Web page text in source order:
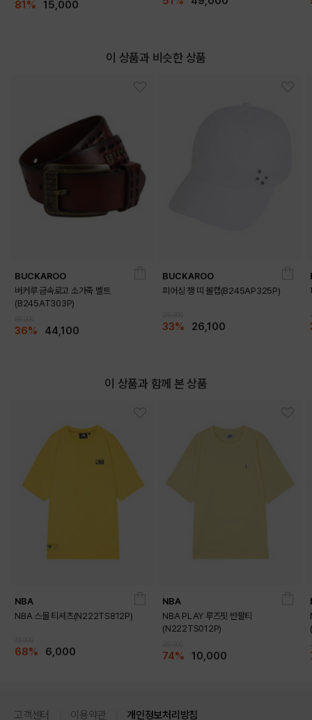
81% 15,000
이 상품과 비슷한 상품
BUCKAROO
버커루 금속로고 소가죽 벨트
(B245AT303P)
36% 44,100
BUCKAROO
피어싱 챙 띠 볼캡(B245AP325P)
33% 26,100
이 상품과 함께 본 상품
NBA
NBA 스몰 티셔츠(N222TS812P)
68% 6,000
NBA
NBA PLAY 루즈핏 반팔티
(N222TS012P)
74% 10,000
고객센터 이용약관 개인정보처리방침